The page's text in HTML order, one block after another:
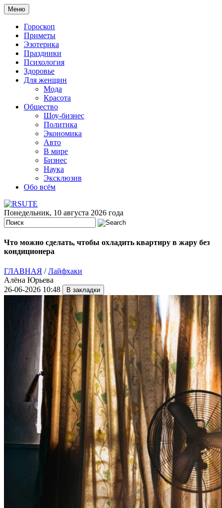
Меню
Гороскоп
Приметы
Эзотерика
Праздники
Психология
Здоровье
Для женщин
Мода
Красота
Общество
Шоу-бизнес
Политика
Экономика
Авто
В мире
Бизнес
Наука
Эксклюзив
Обо всём
Понедельник, 10 августа 2026 года
Что можно сделать, чтобы охладить квартиру в жару без
кондиционера
ГЛАВНАЯ /Лайфхаки
Алёна Юрьева
26-06-2026 10:48